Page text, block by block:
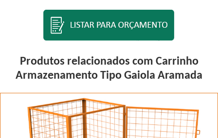
Produtos relacionados com Carrinho
Armazenamento Tipo Gaiola Aramada